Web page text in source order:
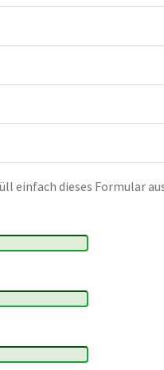
einfach dieses Formular